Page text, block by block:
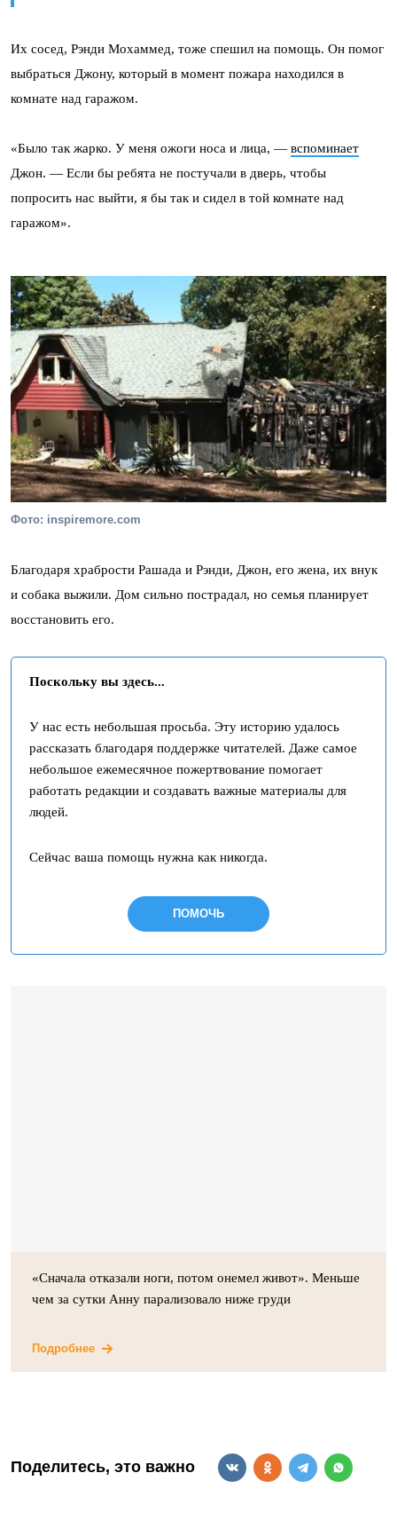
Их сосед, Рэнди Мохаммед, тоже спешил на помощь. Он помог
выбраться Джону, который в момент пожара находился в
комнате над гаражом.
«Было так жарко. У меня ожоги носа и лица, — вспоминает
Джон. — Если бы ребята не постучали в дверь, чтобы
попросить нас выйти, я бы так и сидел в той комнате над
гаражом».
Фото: inspiremore.com
Благодаря храбрости Рашада и Рэнди, Джон, его жена, их внук
и собака выжили. Дом сильно пострадал, но семья планирует
восстановить его.
Поскольку вы здесь...
У нас есть небольшая просьба. Эту историю удалось
рассказать благодаря поддержке читателей. Даже самое
небольшое ежемесячное пожертвование помогает
работать редакции и создавать важные материалы для
людей.
Сейчас ваша помощь нужна как никогда.
ПОМОЧЬ
«Сначала отказали ноги, потом онемел живот». Меньше
чем за сутки Анну парализовало ниже груди
Подробнее
Поделитесь, это важно